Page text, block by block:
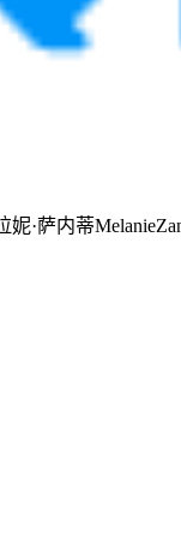
妮·萨内蒂Melanie